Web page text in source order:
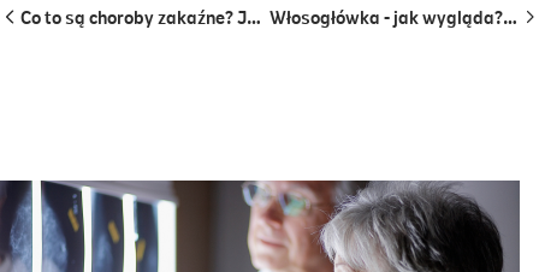
Co to są choroby zakaźne? Jakie są rodzaje? Włosogłówka - jak wygląda? Jakie daje objawy?